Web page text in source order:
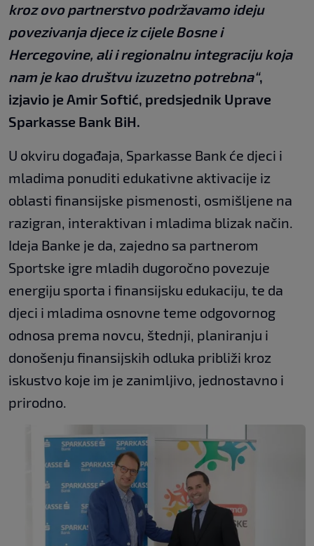
kroz ovo partnerstvo podržavamo ideju
povezivanja djece iz cijele Bosne i
Hercegovine, ali i regionalnu integraciju koja
nam je kao društvu izuzetno potrebna“,
izjavio je Amir Softić, predsjednik Uprave
Sparkasse Bank BiH.
U okviru događaja, Sparkasse Bank će djeci i
mladima ponuditi edukativne aktivacije iz
oblasti finansijske pismenosti, osmišljene na
razigran, interaktivan i mladima blizak način.
Ideja Banke je da, zajedno sa partnerom
Sportske igre mladih dugoročno povezuje
energiju sporta i finansijsku edukaciju, te da
djeci i mladima osnovne teme odgovornog
odnosa prema novcu, štednji, planiranju i
donošenju finansijskih odluka približi kroz
iskustvo koje im je zanimljivo, jednostavno i
prirodno.